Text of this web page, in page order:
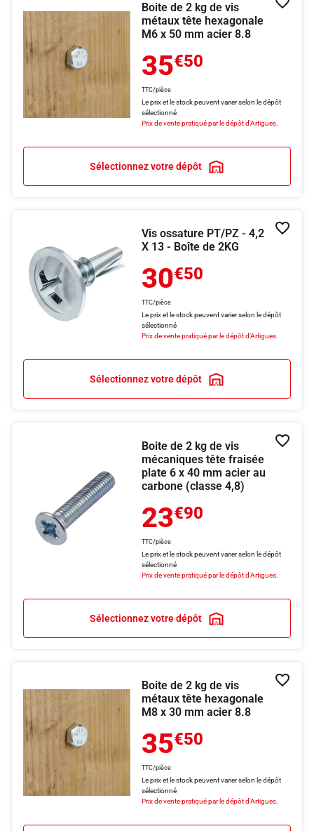
Boite de 2 kg de vis
métaux tête hexagonale
M6 x 50 mm acier 8.8
35€50
TTC/pièce
Le prix et le stock peuvent varier selon le dépôt
sélectionné
Prix de vente pratiqué par le dépôt d'Artigues.
Sélectionnez votre dépôt
Vis ossature PT/PZ - 4,2
X 13 - Boîte de 2KG
30€50
TTC/pièce
Le prix et le stock peuvent varier selon le dépôt
sélectionné
Prix de vente pratiqué par le dépôt d'Artigues.
Sélectionnez votre dépôt
Boite de 2 kg de vis
mécaniques tête fraisée
plate 6 x 40 mm acier au
carbone (classe 4,8)
23€90
TTC/pièce
Le prix et le stock peuvent varier selon le dépôt
sélectionné
Prix de vente pratiqué par le dépôt d'Artigues.
Sélectionnez votre dépôt
Boite de 2 kg de vis
métaux tête hexagonale
M8 x 30 mm acier 8.8
35€50
TTC/pièce
Le prix et le stock peuvent varier selon le dépôt
sélectionné
Prix de vente pratiqué par le dépôt d'Artigues.